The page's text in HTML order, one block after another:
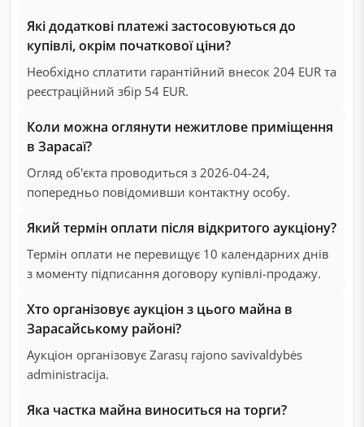
Які додаткові платежі застосовуються до
купівлі, окрім початкової ціни?
Необхідно сплатити гарантійний внесок 204 EUR та
реєстраційний збір 54 EUR.
Коли можна оглянути нежитлове приміщення
в Зарасаї?
Огляд об'єкта проводиться з 2026-04-24,
попередньо повідомивши контактну особу.
Який термін оплати після відкритого аукціону?
Термін оплати не перевищує 10 календарних днів
з моменту підписання договору купівлі-продажу.
Хто організовує аукціон з цього майна в
Зарасайському районі?
Аукціон організовує Zarasų rajono savivaldybės
administracija.
Яка частка майна виноситься на торги?